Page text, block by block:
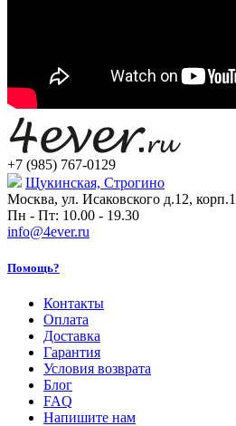
+7 (985) 767-0129
Щукинская, Строгино
Москва, ул. Исаковского д.12, корп.1
Пн - Пт: 10.00 - 19.30
info@4ever.ru
Помощь?
Контакты
Оплата
Доставка
Гарантия
Условия возврата
Блог
FAQ
Напишите нам